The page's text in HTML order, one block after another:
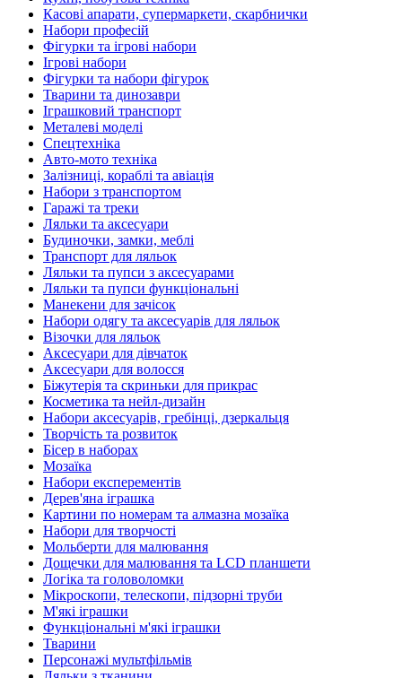
Касові апарати, супермаркети, скарбнички
Набори професій
Фігурки та ігрові набори
Ігрові набори
Фігурки та набори фігурок
Тварини та динозаври
Іграшковий транспорт
Металеві моделі
Спецтехніка
Авто-мото техніка
Залізниці, кораблі та авіація
Набори з транспортом
Гаражі та треки
Ляльки та аксесуари
Будиночки, замки, меблі
Транспорт для ляльок
Ляльки та пупси з аксесуарами
Ляльки та пупси функціональні
Манекени для зачісок
Набори одягу та аксесуарів для ляльок
Візочки для ляльок
Аксесуари для дівчаток
Аксесуари для волосся
Біжутерія та скриньки для прикрас
Косметика та нейл-дизайн
Набори аксесуарів, гребінці, дзеркальця
Творчість та розвиток
Бісер в наборах
Мозаїка
Набори експерементів
Дерев'яна іграшка
Картини по номерам та алмазна мозаїка
Набори для творчості
Мольберти для малювання
Дощечки для малювання та LCD планшети
Логіка та головоломки
Мікроскопи, телескопи, підзорні труби
М'які іграшки
Функціональні м'які іграшки
Тварини
Персонажі мультфільмів